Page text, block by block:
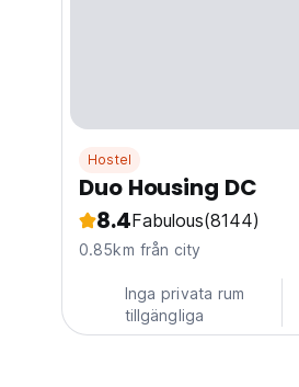
Hostel
Duo Housing DC
8.4Fabulous(8144)
0.85km från city
Inga privata rum
tillgängliga